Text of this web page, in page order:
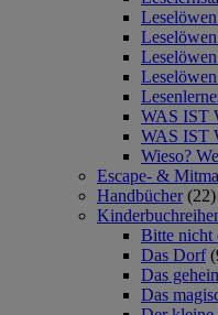
WAS IST
WAS IST
Wieso?
Escape- &
Handbücher (22)
Bitte nicht
Das Dorf
Das
Das